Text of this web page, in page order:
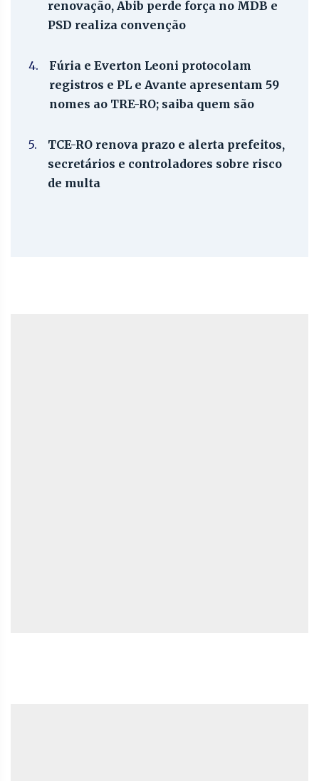
renovação, Abib perde força no MDB e
PSD realiza convenção
4.
Fúria e Everton Leoni protocolam
registros e PL e Avante apresentam 59
nomes ao TRE-RO; saiba quem são
5.
TCE-RO renova prazo e alerta prefeitos,
secretários e controladores sobre risco
de multa